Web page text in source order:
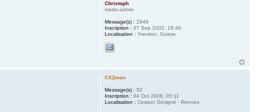
Christoph
modo-admin
Message(s) : 2949
Inscription : 07 Sep 2002, 18:40
Localisation : Yverdon, Suisse
CXZman
Message(s) : 52
Inscription : 04 Oct 2006, 05:11
Localisation : Cesson Sévigné - Rennes